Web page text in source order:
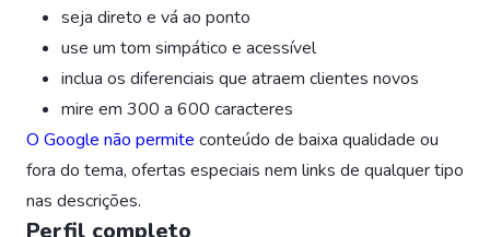
seja direto e vá ao ponto
use um tom simpático e acessível
inclua os diferenciais que atraem clientes novos
mire em 300 a 600 caracteres
O Google não permite conteúdo de baixa qualidade ou
fora do tema, ofertas especiais nem links de qualquer tipo
nas descrições.
Perfil completo